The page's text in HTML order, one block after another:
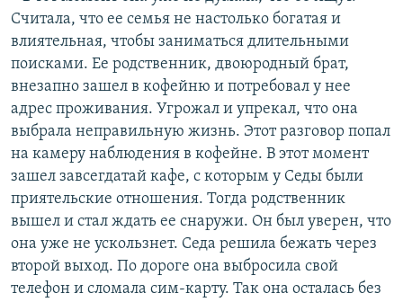
Считала, что ее семья не настолько богатая и
влиятельная, чтобы заниматься длительными
поисками. Ее родственник, двоюродный брат,
внезапно зашел в кофейню и потребовал у нее
адрес проживания. Угрожал и упрекал, что она
выбрала неправильную жизнь. Этот разговор попал
на камеру наблюдения в кофейне. В этот момент
зашел завсегдатай кафе, с которым у Седы были
приятельские отношения. Тогда родственник
вышел и стал ждать ее снаружи. Он был уверен, что
она уже не ускользнет. Седа решила бежать через
второй выход. По дороге она выбросила свой
телефон и сломала сим-карту. Так она осталась без